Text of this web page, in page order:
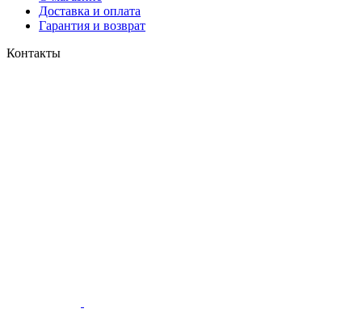
Доставка и оплата
Гарантия и возврат
Контакты